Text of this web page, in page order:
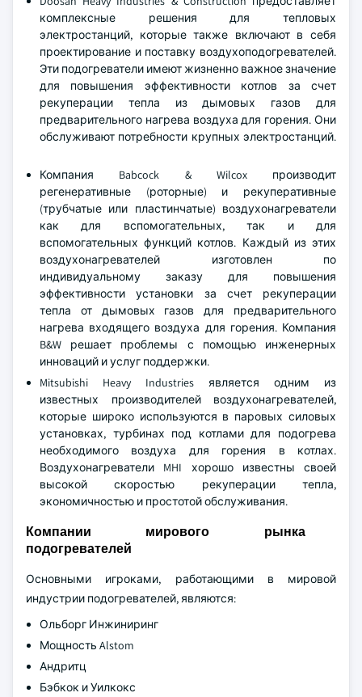
комплексные решения для тепловых
электростанций, которые также включают в себя
проектирование и поставку воздухоподогревателей.
Эти подогреватели имеют жизненно важное значение
для повышения эффективности котлов за счет
рекуперации тепла из дымовых газов для
предварительного нагрева воздуха для горения. Они
обслуживают потребности крупных электростанций.
Компания Babcock & Wilcox производит
регенеративные (роторные) и рекуперативные
(трубчатые или пластинчатые) воздухонагреватели
как для вспомогательных, так и для
вспомогательных функций котлов. Каждый из этих
воздухонагревателей изготовлен по
индивидуальному заказу для повышения
эффективности установки за счет рекуперации
тепла от дымовых газов для предварительного
нагрева входящего воздуха для горения. Компания
B&W решает проблемы с помощью инженерных
инноваций и услуг поддержки.
Mitsubishi Heavy Industries является одним из
известных производителей воздухонагревателей,
которые широко используются в паровых силовых
установках, турбинах под котлами для подогрева
необходимого воздуха для горения в котлах.
Воздухонагреватели MHI хорошо известны своей
высокой скоростью рекуперации тепла,
экономичностью и простотой обслуживания.
Компании мирового рынка
подогревателей
Основными игроками, работающими в мировой
индустрии подогревателей, являются:
Ольборг Инжиниринг
Мощность Alstom
Андритц
Бэбкок и Уилкокс